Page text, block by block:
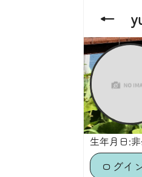
←
生年月日:
ログイ